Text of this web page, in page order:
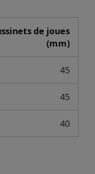
de joues
(mm)
45
45
40